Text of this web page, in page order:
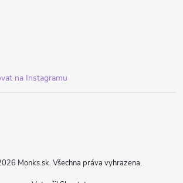
na Instagramu
Monks.sk. Všechna práva vyhrazena.